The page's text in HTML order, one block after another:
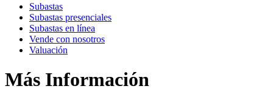
Subastas
Subastas presenciales
Subastas en línea
Vende con nosotros
Valuación
Más Información